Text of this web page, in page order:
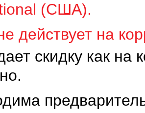
(США).
действует на
скидку как на